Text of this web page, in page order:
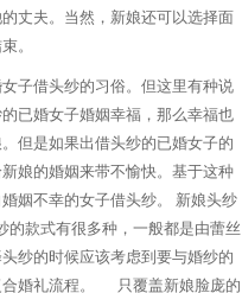
丈夫。当然，新娘还可以选择面
。
子借头纱的习俗。但这里有种说
已婚女子婚姻幸福，那么幸福也
但是如果出借头纱的已婚女子的
娘的婚姻来带不愉快。基于这种
姻不幸的女子借头纱。 新娘头纱
款式有很多种，一般都是由蕾丝
纱的时候应该考虑到要与婚纱的
合婚礼流程。 只覆盖新娘脸庞的